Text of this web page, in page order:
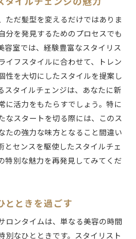
ただ髪型を変えるだけではありま
分を発見するためのプロセスでも
容室では、経験豊富なスタイリス
イフスタイルに合わせて、トレン
性を大切にしたスタイルを提案し
スタイルチェンジは、あなたに新
に活力をもたらすでしょう。特に
なスタートを切る際には、このス
たの強力な味方となること間違い
とセンスを駆使したスタイルチェ
特別な魅力を再発見してみてくだ
とときを過ごす
ロンタイムは、単なる美容の時間
別なひとときです。スタイリスト